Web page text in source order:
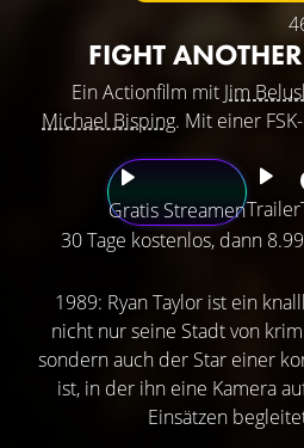
FIGHT
Ein Actionfilm mit Jim
Michael Bisping. Mit einer
Gratis StreamenTrailer
30 Tage kostenlos, dann
1989: Ryan Taylor ist ein
nicht nur seine Stadt von
sondern auch der Star einer
ist, in der ihn eine Kamera
Einsätzen